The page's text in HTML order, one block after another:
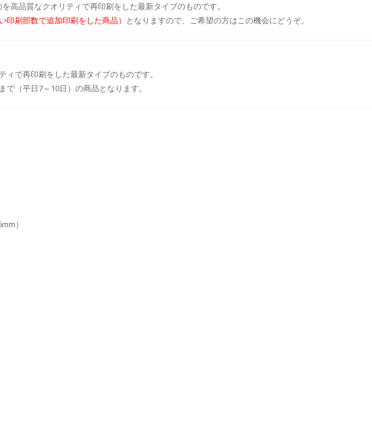
を高品質なクオリティで再印刷をした最新タイプのものです。
印刷部数で追加印刷をした商品） となりますので、ご希望の方はこの機会にどうぞ。
で再印刷をした最新タイプのものです。
で（平日7～10日）の商品となります。
）